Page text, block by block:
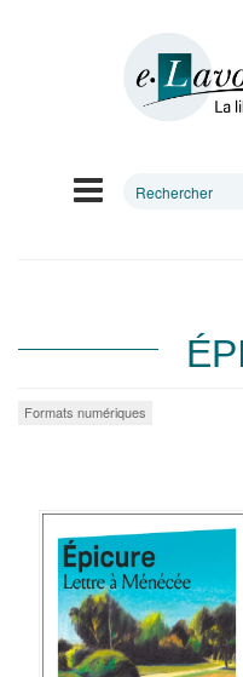
Formats numériques